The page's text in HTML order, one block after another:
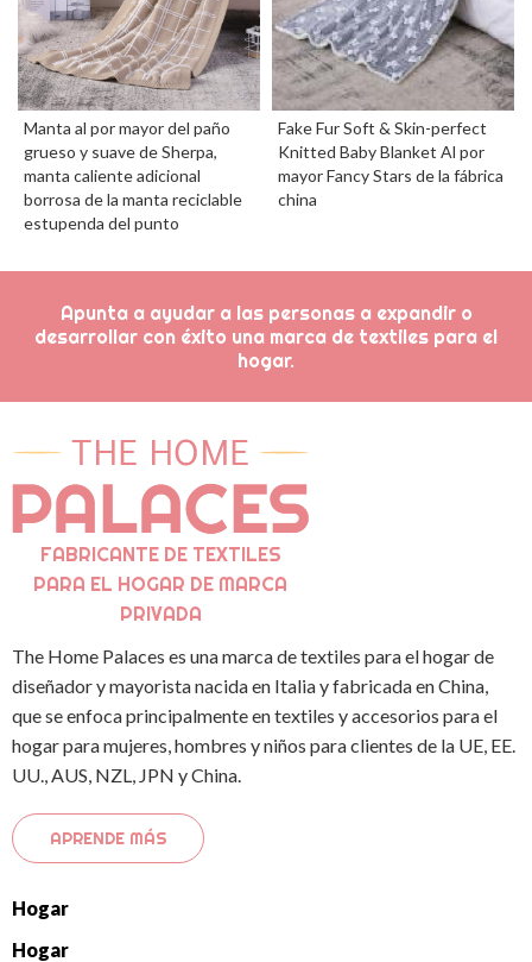
Manta al por mayor del paño
grueso y suave de Sherpa,
manta caliente adicional
borrosa de la manta reciclable
estupenda del punto
Fake Fur Soft & Skin-perfect
Knitted Baby Blanket Al por
mayor Fancy Stars de la fábrica
china
Apunta a ayudar a las personas a expandir o
desarrollar con éxito una marca de textiles para el
hogar.
FABRICANTE DE TEXTILES
PARA EL HOGAR DE MARCA
PRIVADA
The Home Palaces es una marca de textiles para el hogar de
diseñador y mayorista nacida en Italia y fabricada en China,
que se enfoca principalmente en textiles y accesorios para el
hogar para mujeres, hombres y niños para clientes de la UE, EE.
UU., AUS, NZL, JPN y China.
APRENDE MÁS
Hogar
Hogar